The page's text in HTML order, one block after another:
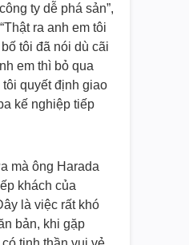
ty dễ phá sản”,
ra anh em tôi
tôi đã nói dù cãi
em thì bỏ qua
tôi quyết định giao
kế nghiệp tiếp
mà ông Harada
khách của
là việc rất khó
bản, khi gặp